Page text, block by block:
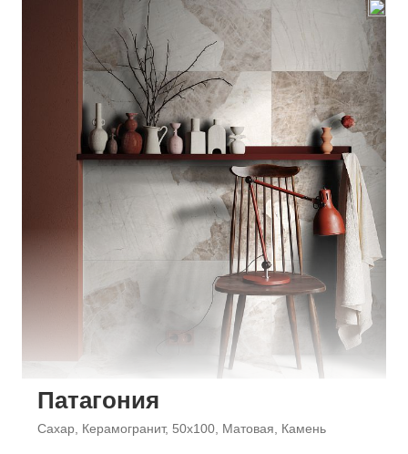
Патагония
Сахар, Керамогранит, 50x100, Матовая, Камень